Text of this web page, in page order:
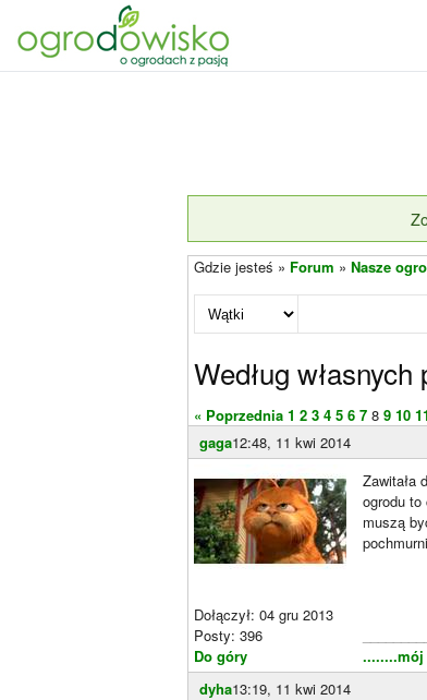
Gdzie jesteś » Forum » Nasze
Według
« Poprzednia 1 2 3 4 5 6 7 8 9 10 11
gaga12:48, 11 kwi 2014
Dołączył: 04 gru 2013
Posty: 396
Do góry
Zawitała
ogrodu
muszą
........mój
dyha13:19, 11 kwi 2014